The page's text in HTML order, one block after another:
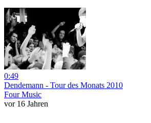
0:49
Dendemann - Tour des Monats 2010
Four Music
vor 16 Jahren